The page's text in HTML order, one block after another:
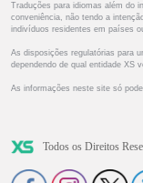
Traduções para idiomas além do
conveniência, não tendo a
indivíduos residentes em países
As disposições regulatórias para
dependendo de qual entidade XS
As informações neste site só
Todos os Direitos